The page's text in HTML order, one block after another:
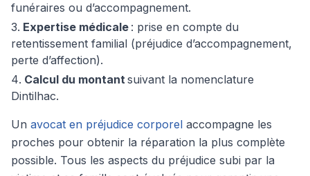
funéraires ou d’accompagnement.
Expertise médicale : prise en compte du
retentissement familial (préjudice d’accompagnement,
perte d’affection).
Calcul du montantsuivant la nomenclature
Dintilhac.
Un avocat en préjudice corporel accompagne les
proches pour obtenir la réparation la plus complète
possible. Tous les aspects du préjudice subi par la